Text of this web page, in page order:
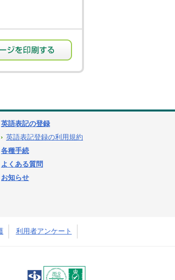
英語表記の登録
英語表記登録の利用規約
各種手続
よくある質問
お知らせ
利用者アンケート